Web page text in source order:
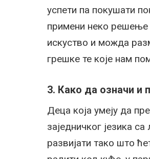
успети па покушати
примени неко решење
искуство и можда
грешке те које нам
3. Како да означи и
Деца која умеју да
заједничког језика
развијати тако што